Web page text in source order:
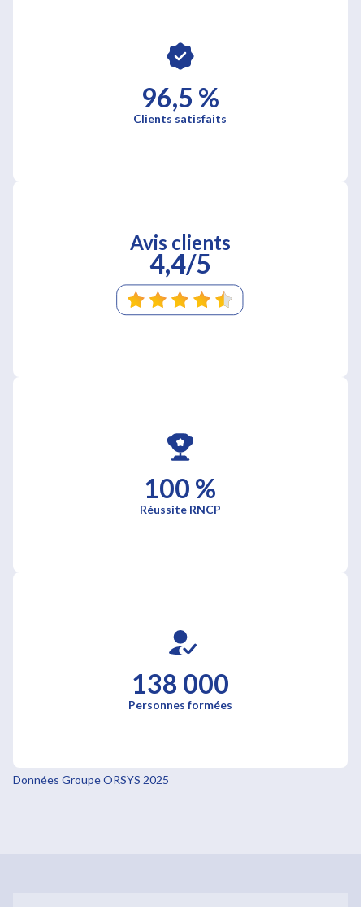
96,5 %
Clients satisfaits
Avis clients
4,4/5
100 %
Réussite RNCP
138 000
Personnes formées
Données Groupe ORSYS 2025